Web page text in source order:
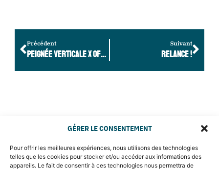
GÉRER LE CONSENTEMENT
Pour offrir les meilleures expériences, nous utilisons des technologies
telles que les cookies pour stocker et/ou accéder aux informations des
appareils. Le fait de consentir à ces technologies nous permettra de
Précédent
PEIGNÉE VERTICALE X OFFICE DU TOURISME ANNECY
Suivant
RELANCE !